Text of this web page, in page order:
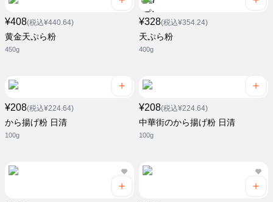
¥408(税込¥440.64)
黄金天ぷら粉
450g
¥328(税込¥354.24)
天ぷら粉
400g
¥208(税込¥224.64)
から揚げ粉 日清
100g
¥208(税込¥224.64)
中華街のから揚げ粉 日清
100g